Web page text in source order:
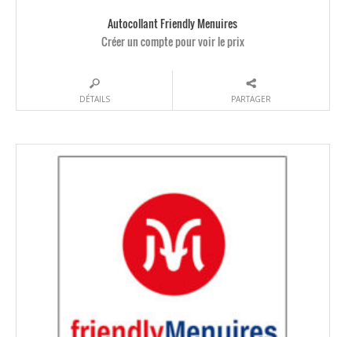
Autocollant Friendly Menuires
Créer un compte pour voir le prix
DÉTAILS PARTAGER